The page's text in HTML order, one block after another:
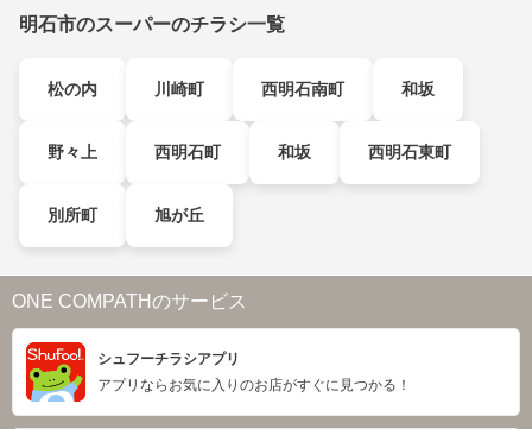
明石市のスーパーのチラシ一覧
松の内 川崎町 西明石南町 和坂
野々上 西明石町 和坂 西明石東町
別所町 旭が丘
ONE COMPATHのサービス
シュフーチラシアプリ
アプリならお気に入りのお店がすぐに見つかる！